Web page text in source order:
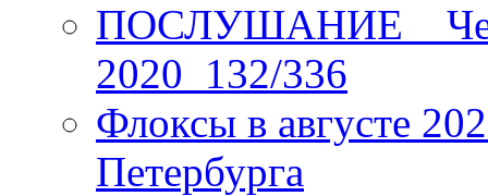
ПОСЛУШАНИЕ _
2020_132/336
Флоксы в августе
Петербурга